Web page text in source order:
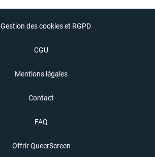
des cookies et RGPD
CGU
Mentions légales
Contact
FAQ
Offrir QueerScreen